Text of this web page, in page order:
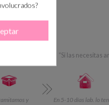
“Si las necesitas
y
En 5-10 días lab. lo